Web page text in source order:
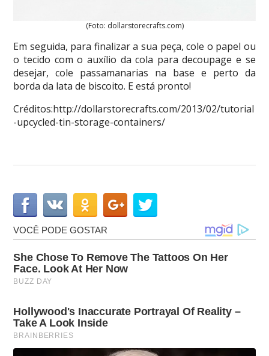
(Foto: dollarstorecrafts.com)
Em seguida, para finalizar a sua peça, cole o papel ou
o tecido com o auxílio da cola para decoupage e se
desejar, cole passamanarias na base e perto da
borda da lata de biscoito. E está pronto!
Créditos:http://dollarstorecrafts.com/2013/02/tutorial
-upcycled-tin-storage-containers/